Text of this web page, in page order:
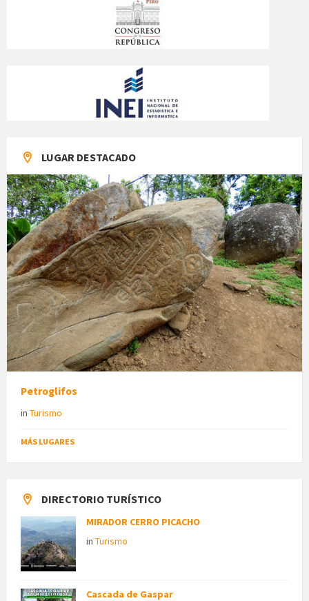
LUGAR DESTACADO
Petroglifos
in Turismo
MÁS LUGARES
DIRECTORIO TURÍSTICO
MIRADOR CERRO PICACHO
in Turismo
Cascada de Gaspar